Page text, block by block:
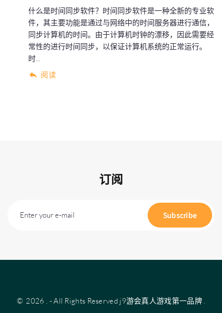
什么是时间同步软件？时间同步软件是一种全新的专业软
件，其主要功能是通过与网络中的时间服务器进行通信，
同步计算机的时间。由于计算机时钟的漂移，因此需要经
常性的进行时间同步，以保证计算机系统的正常运行。
时...
阅读
订阅
Enter your e-mail Subscribe
© 2026 . - All Rights Reserved j9游会真人游戏第一品牌.